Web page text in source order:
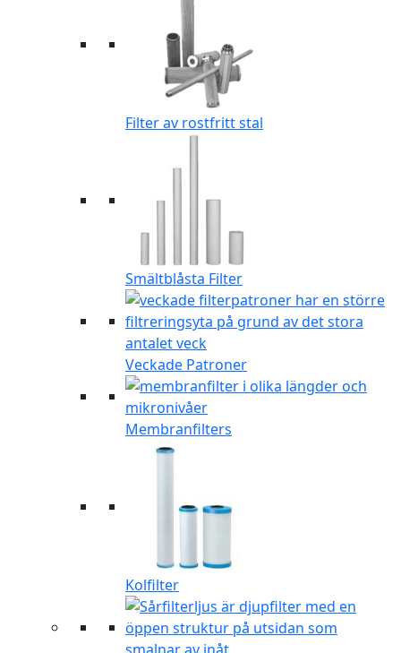
Filter av rostfritt stal
Smältblåsta Filter
Veckade Patroner
Membranfilters
Kolfilter